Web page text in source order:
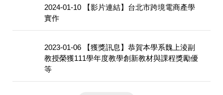
2024-01-10
【影片連結】台北市跨境電商產學
實作
2023-01-06
【獲獎訊息】恭賀本學系魏上淩副
教授榮獲111學年度教學創新教材與課程獎勵優
等